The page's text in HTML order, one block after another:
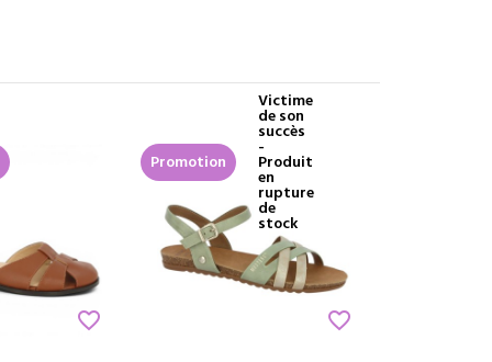
favorite_border
Promotion
Victime
de son
succès
-
Produit
en
rupture
de
stock
favorite_border